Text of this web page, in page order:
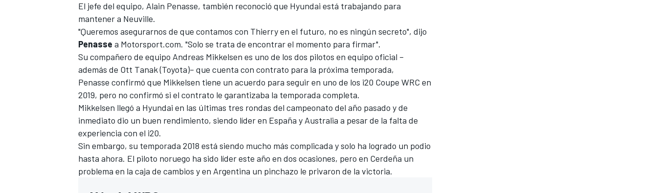
El jefe del equipo, Alain Penasse, también reconoció que Hyundai está trabajando para
mantener a Neuville.
"Queremos asegurarnos de que contamos con Thierry en el futuro, no es ningún secreto", dijo
Penasse a Motorsport.com. "Solo se trata de encontrar el momento para firmar".
Su compañero de equipo Andreas Mikkelsen es uno de los dos pilotos en equipo oficial –
además de Ott Tanak (Toyota)– que cuenta con contrato para la próxima temporada,
Penasse confirmó que Mikkelsen tiene un acuerdo para seguir en uno de los i20 Coupe WRC en
2019, pero no confirmó si el contrato le garantizaba la temporada completa.
Mikkelsen llegó a Hyundai en las últimas tres rondas del campeonato del año pasado y de
inmediato dio un buen rendimiento, siendo líder en España y Australia a pesar de la falta de
experiencia con el i20.
Sin embargo, su temporada 2018 está siendo mucho más complicada y solo ha logrado un podio
hasta ahora. El piloto noruego ha sido líder este año en dos ocasiones, pero en Cerdeña un
problema en la caja de cambios y en Argentina un pinchazo le privaron de la victoria.